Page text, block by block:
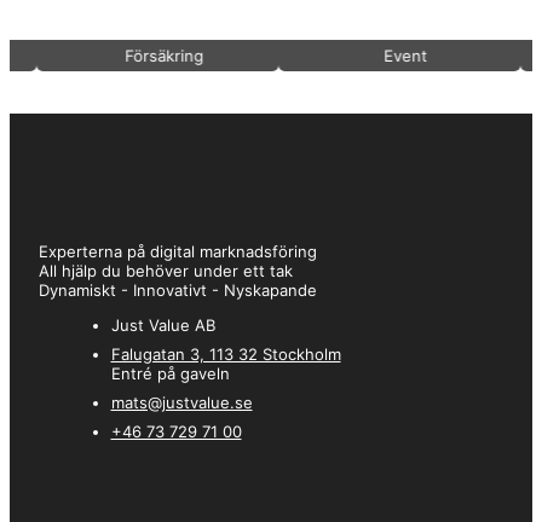
★★★★★
★★★★★
Jag är alltid blivit nöjd när jag anlitat Just Value i mina olika bolag.
De jobbar snabbt och effektivt med utmärkta resultat. De är
Försäkring Event
Experterna på digital marknadsföring
All hjälp du behöver under ett tak
Dynamiskt - Innovativt - Nyskapande
Just Value AB
Falugatan 3, 113 32 Stockholm
Entré på gaveln
mats@justvalue.se
+46 73 729 71 00